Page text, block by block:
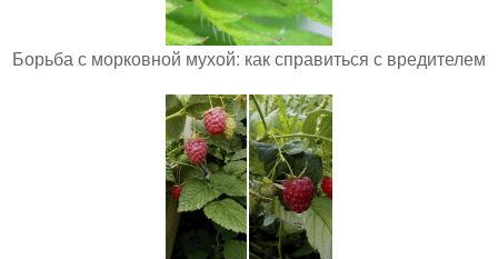
Борьба с морковной мухой: как справиться с вредителем